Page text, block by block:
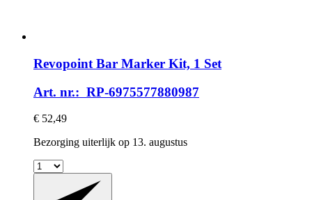
Revopoint Bar Marker Kit, 1 Set
Art. nr.: RP-6975577880987
€ 52,49
Bezorging uiterlijk op 13. augustus